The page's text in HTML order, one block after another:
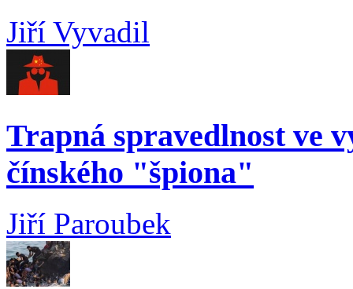
Jiří Vyvadil
Trapná spravedlnost ve
čínského "špiona"
Jiří Paroubek